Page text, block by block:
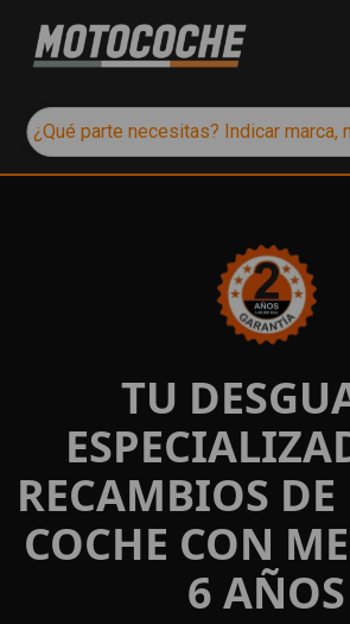
TU
RECAMBIOS
COCHE CON
6 AÑOS